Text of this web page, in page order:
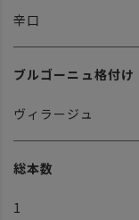
辛口
ブルゴーニュ格付け
ヴィラージュ
総本数
1